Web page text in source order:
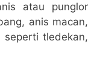
atau punglor
anis macan,
tledekan,